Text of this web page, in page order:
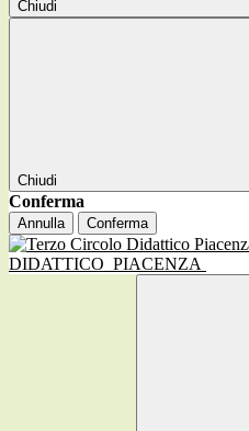
Chiudi
Chiudi
Conferma
Annulla Conferma
DIDATTICO PIACENZA